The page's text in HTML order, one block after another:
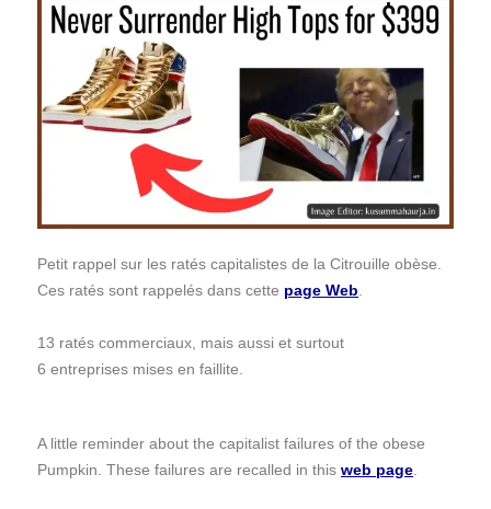
Petit rappel sur les ratés capitalistes de la Citrouille obèse.
Ces ratés sont rappelés dans cette page Web
13 ratés commerciaux, mais aussi et surtout
6 entreprises mises en faillite.
A little reminder about the capitalist failures of the obese
Pumpkin. These failures are recalled in this web page